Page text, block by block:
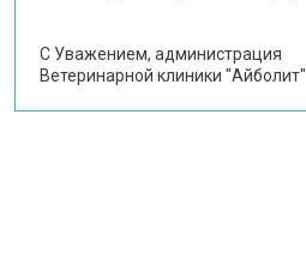
С Уважением, администрация
Ветеринарной клиники "Айболит"